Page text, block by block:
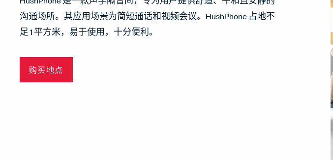
沟通场所。其应用场景为简短通话和视频会议。HushPhone 占地不
足 1 平方米，易于使用，十分便利。
购买地点